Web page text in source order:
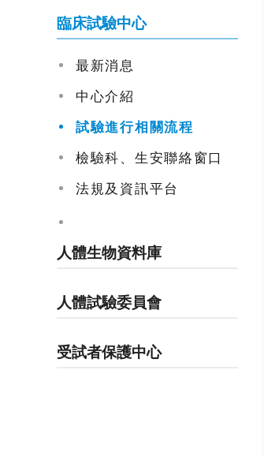
臨床試驗中心
最新消息
中心介紹
試驗進行相關流程
檢驗科、生安聯絡窗口
法規及資訊平台
人體生物資料庫
人體試驗委員會
受試者保護中心